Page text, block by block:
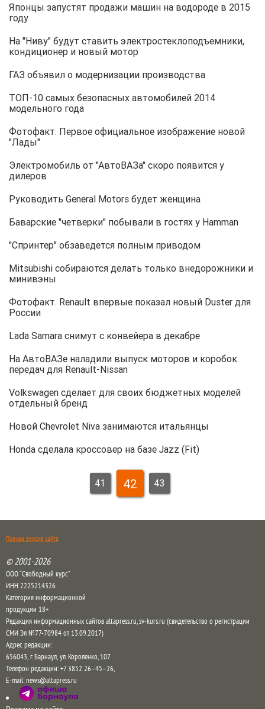
Японцы запустят продажи машин на водороде в 2015
году
На "Ниву" будут ставить электростеклоподъемники,
кондиционер и новый мотор
ГАЗ объявил о модернизации производства
ТОП-10 самых безопасных автомобилей 2014
модельного года
Фотофакт. Первое официальное изображение новой
"Лады"
Электромобиль от "АвтоВАЗа" скоро появится у
дилеров
Руководить General Motors будет женщина
Баварские "четверки" побывали в гостях у Hamman
"Спринтер" обзаведется полным приводом
Mitsubishi собираются делать только внедорожники и
минивэны
Фотофакт. Renault впервые показал новый Duster для
России
Lada Samara снимут с конвейера в декабре
На АвтоВАЗе наладили выпуск моторов и коробок
передач для Renault-Nissan
Volkswagen сделает для своих бюджетных моделей
отдельный бренд
Новой Chevrolet Niva занимаются итальянцы
Honda сделала кроссовер на базе Jazz (Fit)
41 42 43
Полная версия сайта
© 2001-2026
ООО “Свободный курс”
ИНН 2225214326
Категория информационной
продукции 18+
Редакция информационных сайтов altapress.ru, sv-kurs.ru (свидетельство о регистрации
СМИ Эл №77-70984 от 13.09.2017)
Адрес редакции:
656043,г. Барнаул,ул. Короленко, 107
Телефон редакции:+7 3852 26–45–26,
E-mail:news@altapress.ru